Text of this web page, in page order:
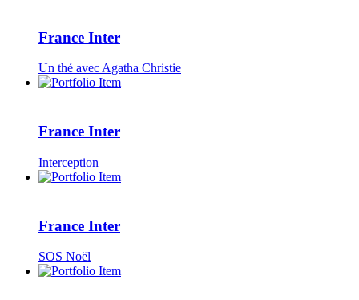
France Inter
Un thé avec Agatha Christie
France Inter
Interception
France Inter
SOS Noël